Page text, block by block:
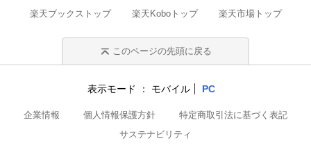
楽天ブックストップ 楽天Koboトップ 楽天市場トップ
このページの先頭に戻る
表示モード モバイル PC
企業情報 個人情報保護方針
特定商取引法に基づく表記
サステナビリティ